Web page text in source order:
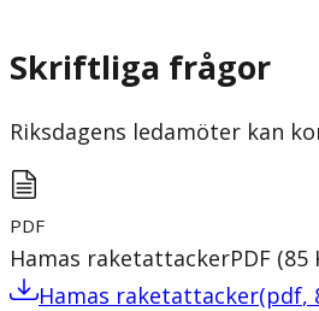
Skriftliga frågor
Riksdagens ledamöter kan
PDF
Hamas raketattackerPDF (85
Hamas raketattacker(pdf,